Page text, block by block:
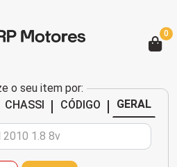
o seu item por:
CHASSI | CÓDIGO | GERAL
0